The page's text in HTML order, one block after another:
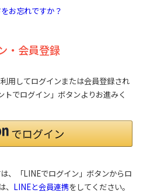
お忘れですか？
・会員登録
用してログインまたは会員登録され
でログイン」ボタンよりお進みく
、「LINEでログイン」ボタンからロ
LINEと会員連携をしてください。